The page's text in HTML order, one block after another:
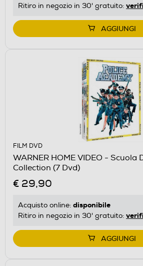
Ritiro in negozio in 30' gratuito:
AGGIUNGI
FILM DVD
WARNER HOME VIDEO - Scuola
Collection (7 Dvd)
€ 29,90
Acquisto online: disponibile
Ritiro in negozio in 30' gratuito:
AGGIUNGI